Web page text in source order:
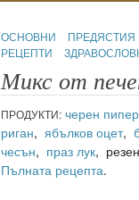
ОСНОВНИ ПРЕДЯСТИЯ
РЕЦЕПТИ
Микс от
ПРОДУКТИ: черен пипер
риган,ябълков оцет,
чесън, праз лук,
Пълната рецепта.